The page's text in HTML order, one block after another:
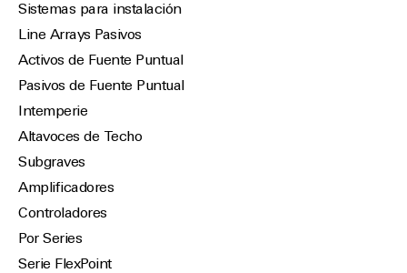
Sistemas para instalación
Line Arrays Pasivos
Activos de Fuente Puntual
Pasivos de Fuente Puntual
Intemperie
Altavoces de Techo
Subgraves
Amplificadores
Controladores
Por Series
Serie FlexPoint